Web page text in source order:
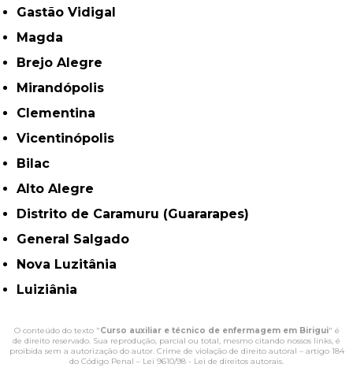
Gastão Vidigal
Magda
Brejo Alegre
Mirandópolis
Clementina
Vicentinópolis
Bilac
Alto Alegre
Distrito de Caramuru (Guararapes)
General Salgado
Nova Luzitânia
Luiziânia
O conteúdo do texto "Curso auxiliar e técnico de enfermagem em Birigui" é
de direito reservado. Sua reprodução, parcial ou total, mesmo citando nossos links, é
proibida sem a autorização do autor. Crime de violação de direito autoral – artigo 184
do Código Penal – Lei 9610/98 - Lei de direitos autorais.